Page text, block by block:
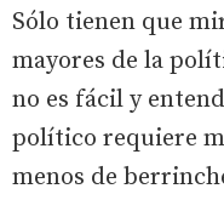
Sólo tienen que
mayores de la
no es fácil y
político requiere
menos de